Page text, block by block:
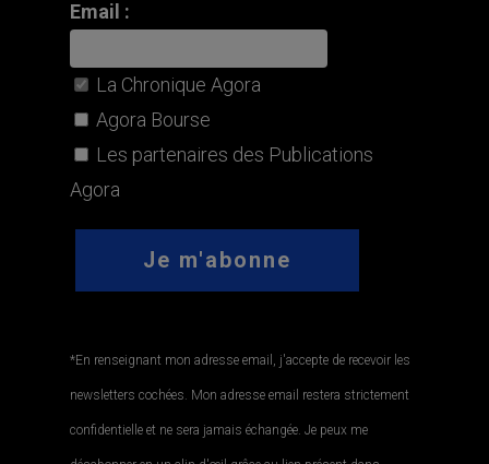
Email :
La Chronique Agora
Agora Bourse
Les partenaires des Publications
Agora
*En renseignant mon adresse email, j'accepte de recevoir les
newsletters cochées. Mon adresse email restera strictement
confidentielle et ne sera jamais échangée. Je peux me